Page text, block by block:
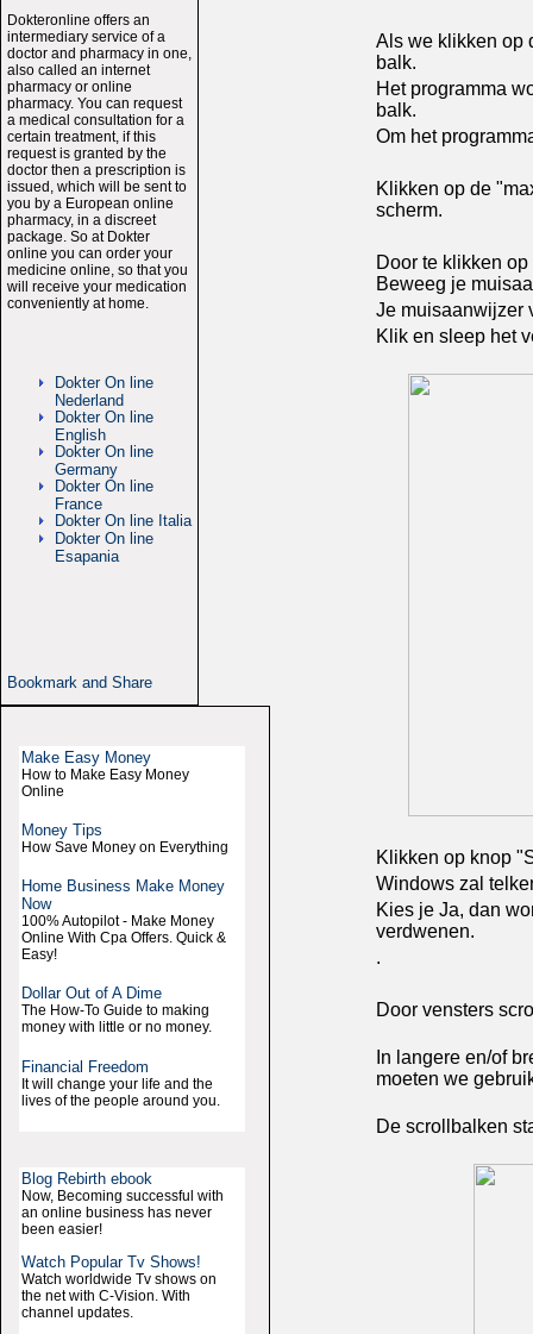
Dokteronline offers an
intermediary service of a
doctor and pharmacy in one,
also called an internet
pharmacy or online
pharmacy. You can request
a medical consultation for a
certain treatment, if this
request is granted by the
doctor then a prescription is
issued, which will be sent to
you by a European online
pharmacy, in a discreet
package. So at Dokter
online you can order your
medicine online, so that you
will receive your medication
conveniently at home.
Dokter On line
Nederland
Dokter On line
English
Dokter On line
Germany
Dokter On line
France
Dokter On line Italia
Dokter On line
Esapania
Make Easy Money
How to Make Easy Money
Online
Money Tips
How Save Money on Everything
Home Business Make Money
Now
100% Autopilot - Make Money
Online With Cpa Offers. Quick &
Easy!
Dollar Out of A Dime
The How-To Guide to making
money with little or no money.
Financial Freedom
It will change your life and the
lives of the people around you.
Blog Rebirth ebook
Now, Becoming successful with
an online business has never
been easier!
Watch Popular Tv Shows!
Watch worldwide Tv shows on
the net with C-Vision. With
channel updates.
Als we klikken op
balk.
Het programma
balk.
Om het
Klikken op de
scherm.
Door te klikken
Beweeg je
Je muisaanwijzer
Klik en sleep het
Klikken op knop
Windows zal
Kies je Ja, dan
verdwenen.
.
Door vensters
In langere en/of
moeten we
De scrollbalken